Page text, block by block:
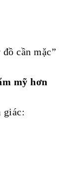
cần mặc”
mỹ hơn
giác: